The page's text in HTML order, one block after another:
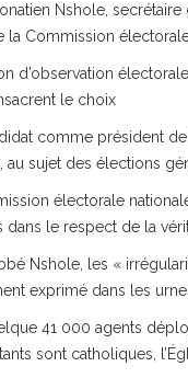
Nshole,
la Commission
d’observation
le choix
comme président
au sujet des élections
électorale
dans le respect de la
Nshole, les «
exprimé dans les
41 000 agents
sont catholiques,